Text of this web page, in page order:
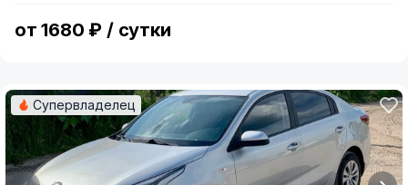
от 1680 ₽ / сутки
Супервладелец